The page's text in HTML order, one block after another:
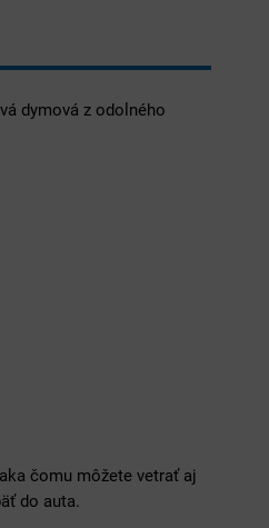
dymová z odolného
čomu môžete vetrať aj
do auta.